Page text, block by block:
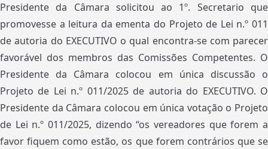
Presidente da Câmara solicitou ao 1º. Secretario que
promovesse a leitura da ementa do Projeto de Lei n.º 011
de autoria do EXECUTIVO o qual encontra-se com parecer
favorável dos membros das Comissões Competentes. O
Presidente da Câmara colocou em única discussão o
Projeto de Lei n.º 011/2025 de autoria do EXECUTIVO. O
Presidente da Câmara colocou em única votação o Projeto
de Lei n.º 011/2025, dizendo “os vereadores que forem a
favor fiquem como estão, os que forem contrários que se